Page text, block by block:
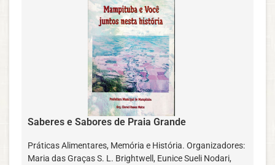
Saberes e Sabores de Praia Grande
Práticas Alimentares, Memória e História. Organizadores:
Maria das Graças S. L. Brightwell, Eunice Sueli Nodari,